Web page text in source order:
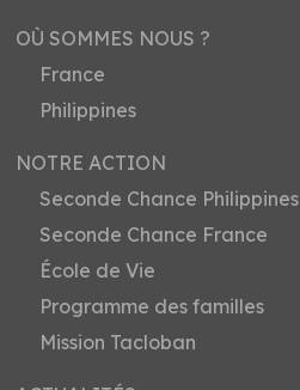
OÙ SOMMES NOUS ?
France
Philippines
NOTRE ACTION
Seconde Chance Philippines
Seconde Chance France
École de Vie
Programme des familles
Mission Tacloban